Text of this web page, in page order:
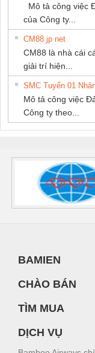
Mô tả công việc
của Công ty...
CM88 jp net
CM88 là nhà cái
giải trí hiện...
SMC Tuyển 01
Mô tả công việc
Công ty theo...
BAMIEN
CHÀO BÁN
TÌM MUA
DỊCH VỤ